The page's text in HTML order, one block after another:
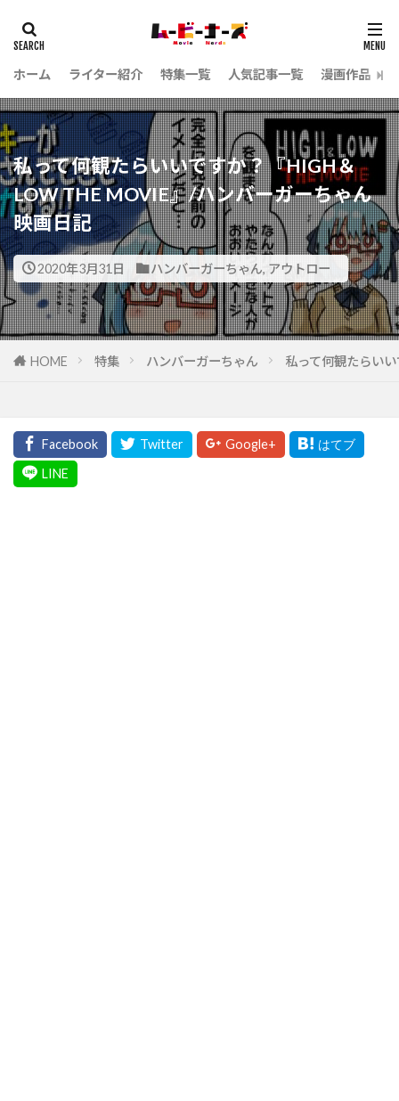
ホーム ライター紹介 特集一覧 人気記事一覧 漫画作品
私って何観たらいいですか？『HIGH＆
LOW THE MOVIE』/ハンバーガーちゃん
映画日記
2020年3月31日 ハンバーガーちゃん, アウトロー
HOME 特集 ハンバーガーちゃん 私って何観たらい